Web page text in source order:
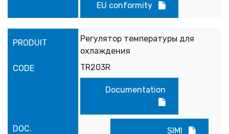
EU conformity
Регулятор температуры для
охлаждения
TR203R
Documentation
SIMI